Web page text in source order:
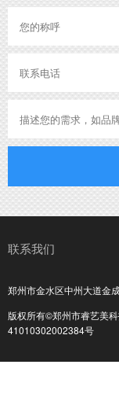
联系我们
郑州市金水区中州大道金
版权所有©郑州市睿艺美
41010302002384号